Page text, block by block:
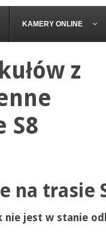
KAMERY ONLINE
z
S8
na trasie
nie jest w stanie